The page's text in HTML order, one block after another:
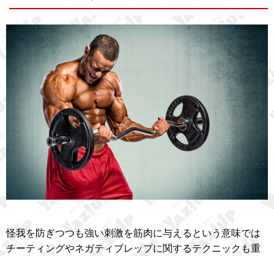
怪我を防ぎつつも強い刺激を筋肉に与えるという意味では
チーティングやネガティブレップに関するテクニックも重